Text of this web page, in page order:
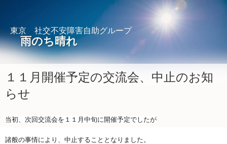
東京 社交不安障害自助グループ
雨のち晴れ
１１月開催予定の交流会、中止のお知
らせ
当初、次回交流会を１１月中旬に開催予定でしたが
諸般の事情により、中止することとなりました。